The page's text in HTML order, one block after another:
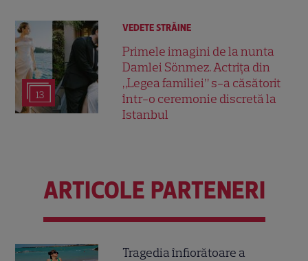
13
VEDETE STRĂINE
Primele imagini de la nunta
Damlei Sönmez. Actrița din
„Legea familiei” s-a căsătorit
într-o ceremonie discretă la
Istanbul
ARTICOLE PARTENERI
Tragedia înfiorătoare a